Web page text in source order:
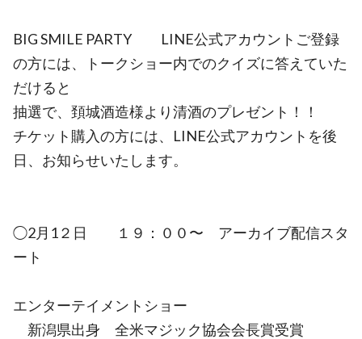
BIG SMILE PARTY LINE公式アカウントご登録
の方には、トークショー内でのクイズに答えていた
だけると
抽選で、頚城酒造様より清酒のプレゼント！！
チケット購入の方には、LINE公式アカウントを後
日、お知らせいたします。
◯2月1２日 １９：００〜 アーカイブ配信スタ
ート
エンターテイメントショー
新潟県出身 全米マジック協会会長賞受賞